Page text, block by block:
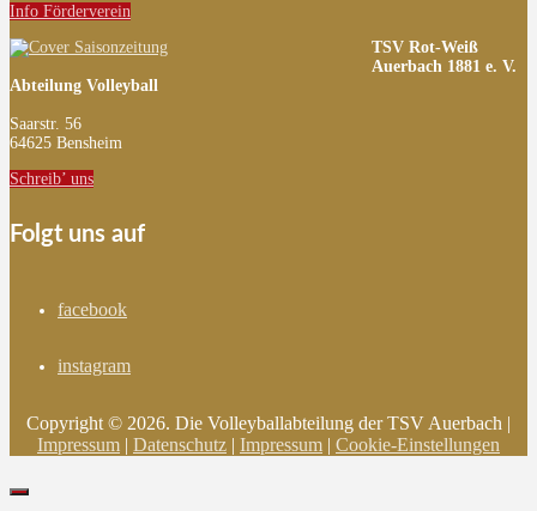
Info Förderverein
TSV Rot-Weiß
Auerbach 1881 e. V.
Abteilung Volleyball
Saarstr. 56
64625 Bensheim
Schreib’ uns
Folgt uns auf
facebook
instagram
Copyright © 2026. Die Volleyballabteilung der TSV Auerbach |
Impressum | Datenschutz | Impressum | Cookie-Einstellungen